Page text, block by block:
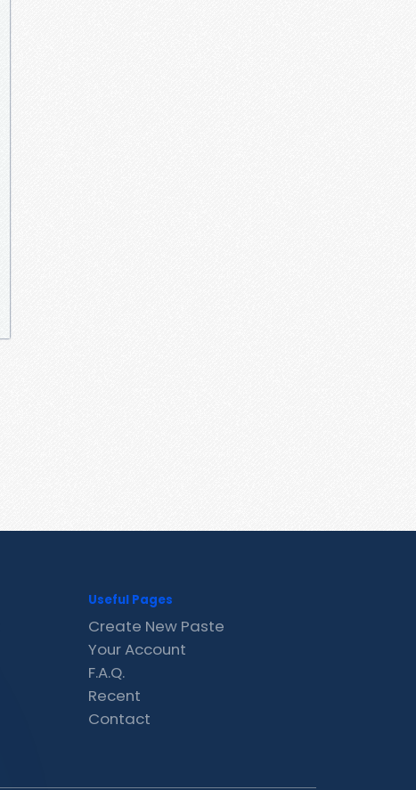
Useful Pages
Create New Paste
Your Account
F.A.Q.
Recent
Contact